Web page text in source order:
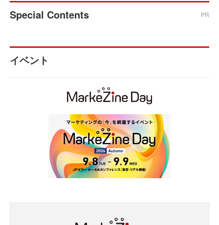
Special Contents PR
イベント